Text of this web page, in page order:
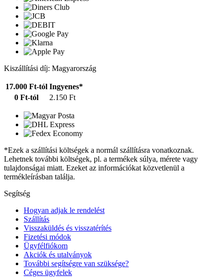
Kiszállítási díj: Magyarország
17.000 Ft-tól Ingyenes*
0 Ft-tól
2.150 Ft
*Ezek a szállítási költségek a normál szállításra vonatkoznak.
Lehetnek további költségek, pl. a termékek súlya, mérete vagy
tulajdonságai miatt. Ezeket az információkat közvetlenül a
termékleírásban találja.
Segítség
Hogyan adjak le rendelést
Szállítás
Visszaküldés és visszatérítés
Fizetési módok
Ügyfélfiókom
Akciók és utalványok
További segítségre van szüksége?
Céges ügyfelek